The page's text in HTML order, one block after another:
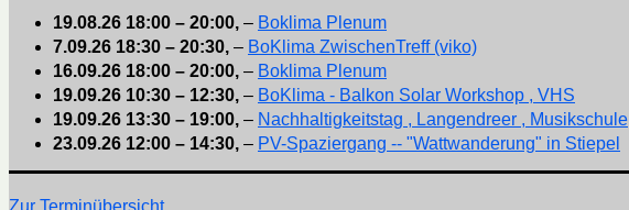
19.08.26 18:00 – 20:00, – Boklima Plenum
7.09.26 18:30 – 20:30, – BoKlima ZwischenTreff (viko)
16.09.26 18:00 – 20:00, – Boklima Plenum
19.09.26 10:30 – 12:30, – BoKlima - Balkon Solar Workshop , VHS
19.09.26 13:30 – 19:00, – Nachhaltigkeitstag , Langendreer , Musikschule
23.09.26 12:00 – 14:30, – PV-Spaziergang -- "Wattwanderung" in Stiepel